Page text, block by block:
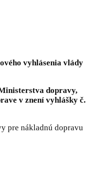
vyhlásenia vlády
dopravy,
v znení vyhlášky č.
pre nákladnú dopravu